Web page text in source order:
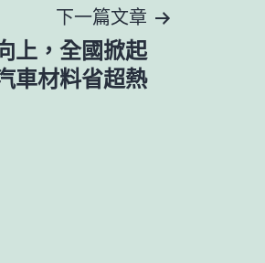
下一篇文章
上，全國掀起
車材料省超熱